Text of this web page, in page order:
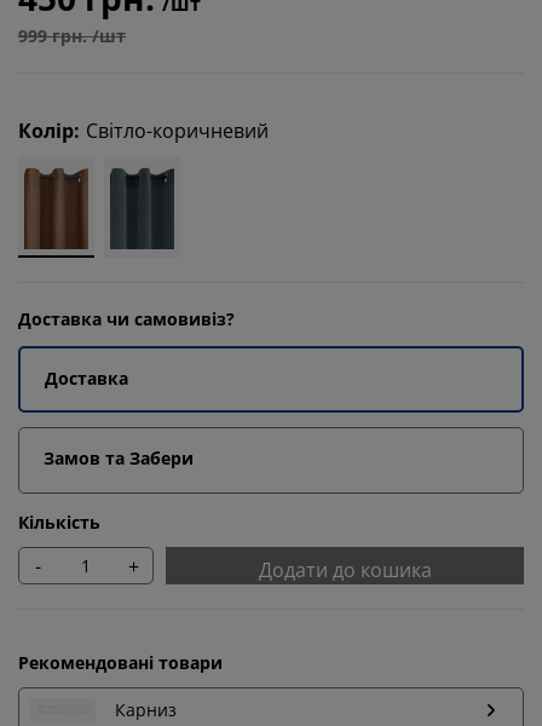
999 грн. /шт
Колір: Світло-коричневий
Доставка чи самовивіз?
Доставка
Замов та Забери
Кількість
- + Додати до кошика
Рекомендовані товари
Карниз